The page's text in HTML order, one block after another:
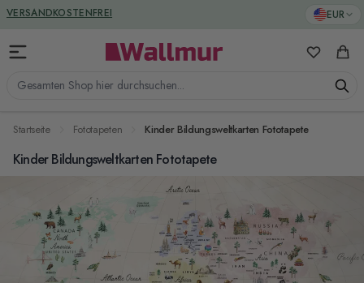
Zum Inhalt springen EUR
Gesamten Shop hier durchsuchen...
Meine
VERSANDKOSTENFREI
GREENGUARD ZERTIFIZIERT
Startseite Fototapeten Kinder Bildungsweltkarten Fototapete
Kinder Bildungsweltkarten Fototapete